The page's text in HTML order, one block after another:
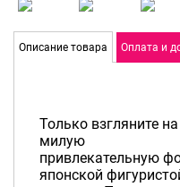
Описание товара Оплата и
Только взгляните на
милую
привлекательную
японской